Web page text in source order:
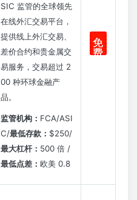
SIC 监管的全球领先
在线外汇交易平台，
提供线上外汇交易、
差价合约和贵金属交
易服务，交易超过 2
00 种环球金融产
品。
监管机构： FCA/ASI
C/最低存款： $250/
最大杠杆： 500 倍 /
最低点差： 欧美 0.8
免
费